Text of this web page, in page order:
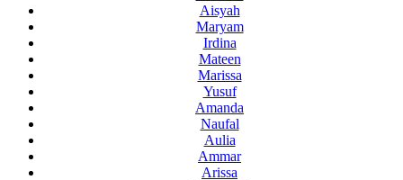
Aisyah
Maryam
Irdina
Mateen
Marissa
Yusuf
Amanda
Naufal
Aulia
Ammar
Arissa